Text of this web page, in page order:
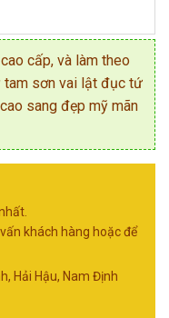
cấp, và làm theo
tam sơn vai lật đục tứ
sang đẹp mỹ mãn
khách hàng hoặc để
Hải Hậu, Nam Định